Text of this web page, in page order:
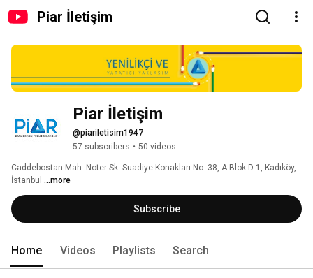
Piar İletişim
Piar İletişim
@piariletisim1947
57 subscribers • 50 videos
Caddebostan Mah. Noter Sk. Suadiye Konakları No: 38, A Blok D:1, Kadıköy,
İstanbul ...more
Subscribe
Home Videos Playlists Search